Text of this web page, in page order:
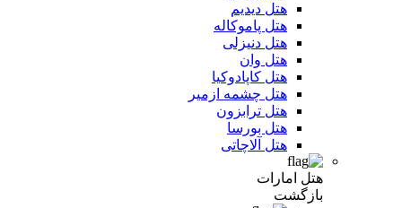
هتل دیدیم
هتل پاموکاله
هتل دنیزلی
هتل وان
هتل کاپادوکیا
هتل چشمه ازمیر
هتل ترابزون
هتل بورسا
هتل آلاچاتی
هتل امارات
بازگشت